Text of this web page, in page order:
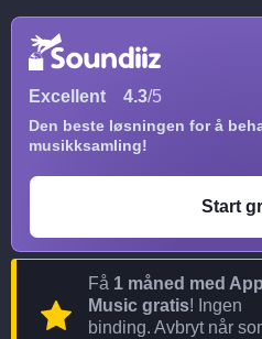
Excellent 4.3/5
Den beste løsningen for å
musikksamling!
Start
Få 1 måned med
Music gratis! Ingen
binding. Avbryt når